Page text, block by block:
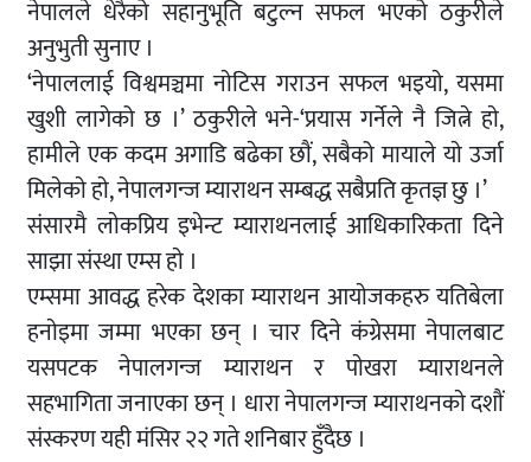
नेपालले धेरैको सहानुभूति बटुल्न सफल भएको ठकुरीले
अनुभुती सुनाए ।
‘नेपाललाई विश्वमञ्चमा नाेटिस गराउन सफल भइयाे, यसमा
खुशी लागेको छ ।’ ठकुरीले भने-‘प्रयास गर्नेले नै जित्ने हाे,
हामीले एक कदम अगाडि बढेका छाैं, सबैको मायाले याे उर्जा
मिलेकाे हाे, नेपालगन्ज म्याराथन सम्बद्ध सबैप्रति कृतज्ञ छु ।’
संसारमै लाेकप्रिय इभेन्ट म्याराथनलाई आधिकारिकता दिने
साझा संस्था एम्स हाे ।
एम्समा आवद्ध हरेक देशका म्याराथन आयाेजकहरु यतिबेला
हनाेइमा जम्मा भएका छन् । चार दिने कंग्रेसमा नेपालबाट
यसपटक नेपालगन्ज म्याराथन र पाेखरा म्याराथनले
सहभागिता जनाएका छन् । धारा नेपालगन्ज म्याराथनकाे दशाैं
संस्करण यही मंसिर २२ गते शनिबार हुँदैछ ।